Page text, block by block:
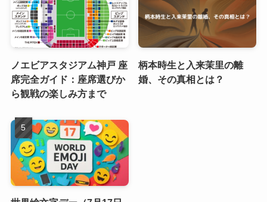
ノエビアスタジアム神戸 座
席完全ガイド：座席選びか
ら観戦の楽しみ方まで
柄本時生と入来茉里の離
婚、その真相とは？